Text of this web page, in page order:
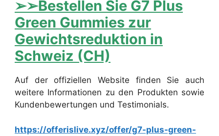
➢➢Bestellen Sie G7 Plus
Green Gummies zur
Gewichtsreduktion in
Schweiz (CH)
Auf der offiziellen Website finden Sie auch
weitere Informationen zu den Produkten sowie
Kundenbewertungen und Testimonials.
https://offerislive.xyz/offer/g7-plus-green-